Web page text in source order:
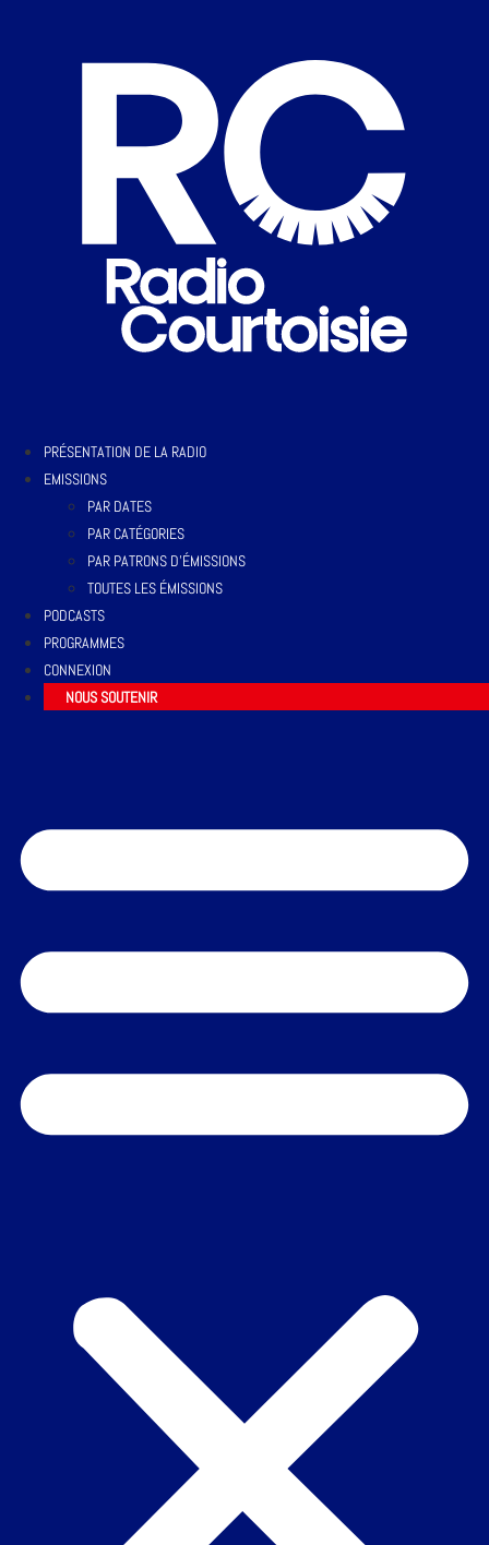
PRÉSENTATION DE LA RADIO
EMISSIONS
PAR DATES
PAR CATÉGORIES
PAR PATRONS D’ÉMISSIONS
TOUTES LES ÉMISSIONS
PODCASTS
PROGRAMMES
CONNEXION
NOUS SOUTENIR